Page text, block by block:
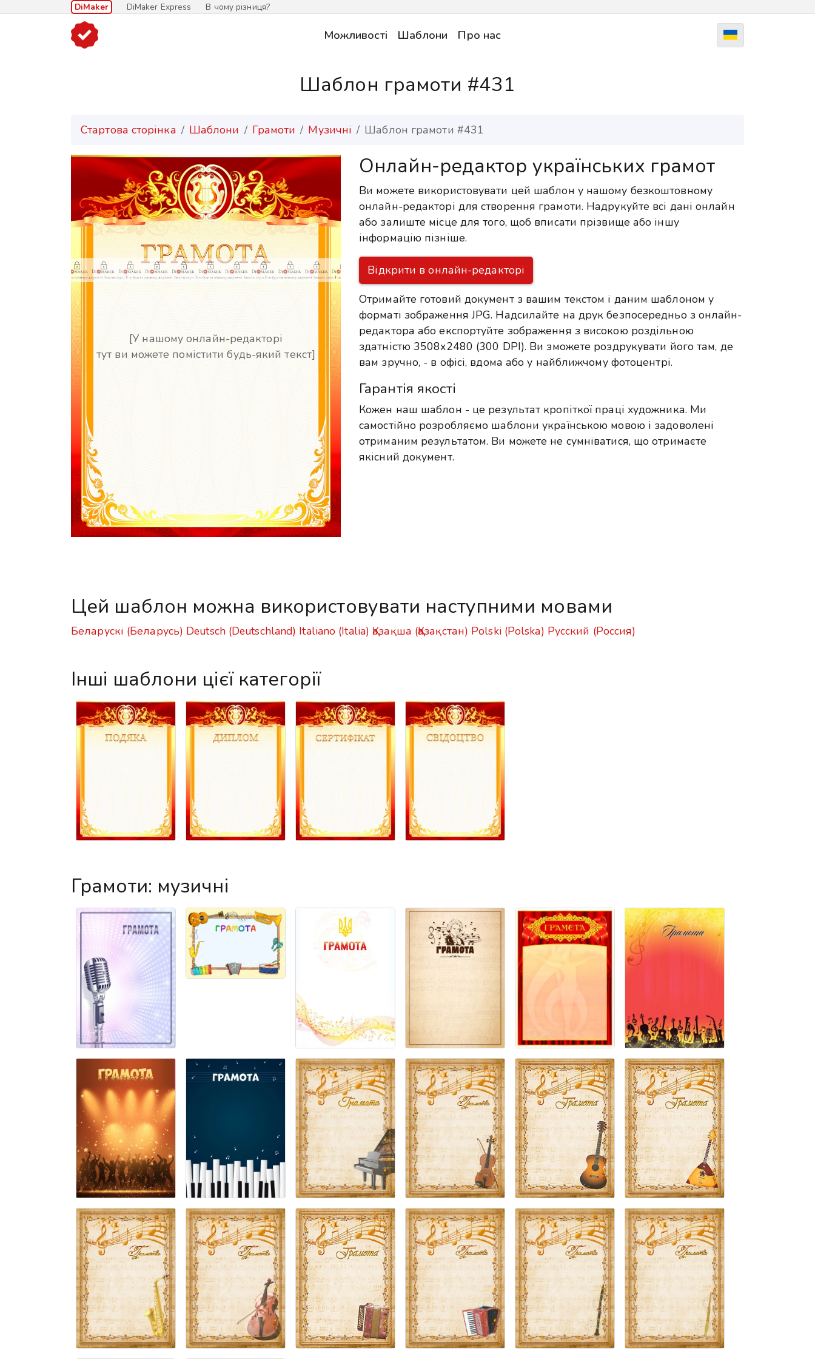
DiMaker DiMaker Express В чому різниця?
Можливості Шаблони Про нас
Шаблон грамоти #431
Стартова сторінка Шаблони Грамоти Музичні Шаблон грамоти #431
[У нашому онлайн-редакторі
тут ви можете помістити будь-який текст]
Онлайн-редактор українських грамот
Ви можете використовувати цей шаблон у нашому безкоштовному
онлайн-редакторі для створення грамоти. Надрукуйте всі дані онлайн
або залиште місце для того, щоб вписати прізвище або іншу
інформацію пізніше.
Відкрити в онлайн-редакторі
Отримайте готовий документ з вашим текстом і даним шаблоном у
форматі зображення JPG. Надсилайте на друк безпосередньо з онлайн-
редактора або експортуйте зображення з високою роздільною
здатністю 3508x2480 (300 DPI). Ви зможете роздрукувати його там, де
вам зручно, - в офісі, вдома або у найближчому фотоцентрі.
Гарантія якості
Кожен наш шаблон - це результат кропіткої праці художника. Ми
самостійно розробляємо шаблони українською мовою і задоволені
отриманим результатом. Ви можете не сумніватися, що отримаєте
якісний документ.
Цей шаблон можна використовувати наступними мовами
Беларускі (Беларусь) Deutsch (Deutschland) Italiano (Italia) Қазақша (Қазақстан) Polski (Polska) Русский (Россия)
Інші шаблони цієї категорії
Грамоти: музичні